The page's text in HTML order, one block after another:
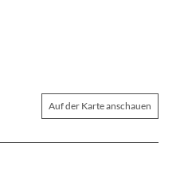
Auf der Karte anschauen